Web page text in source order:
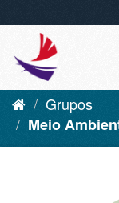
Grupos
Meio